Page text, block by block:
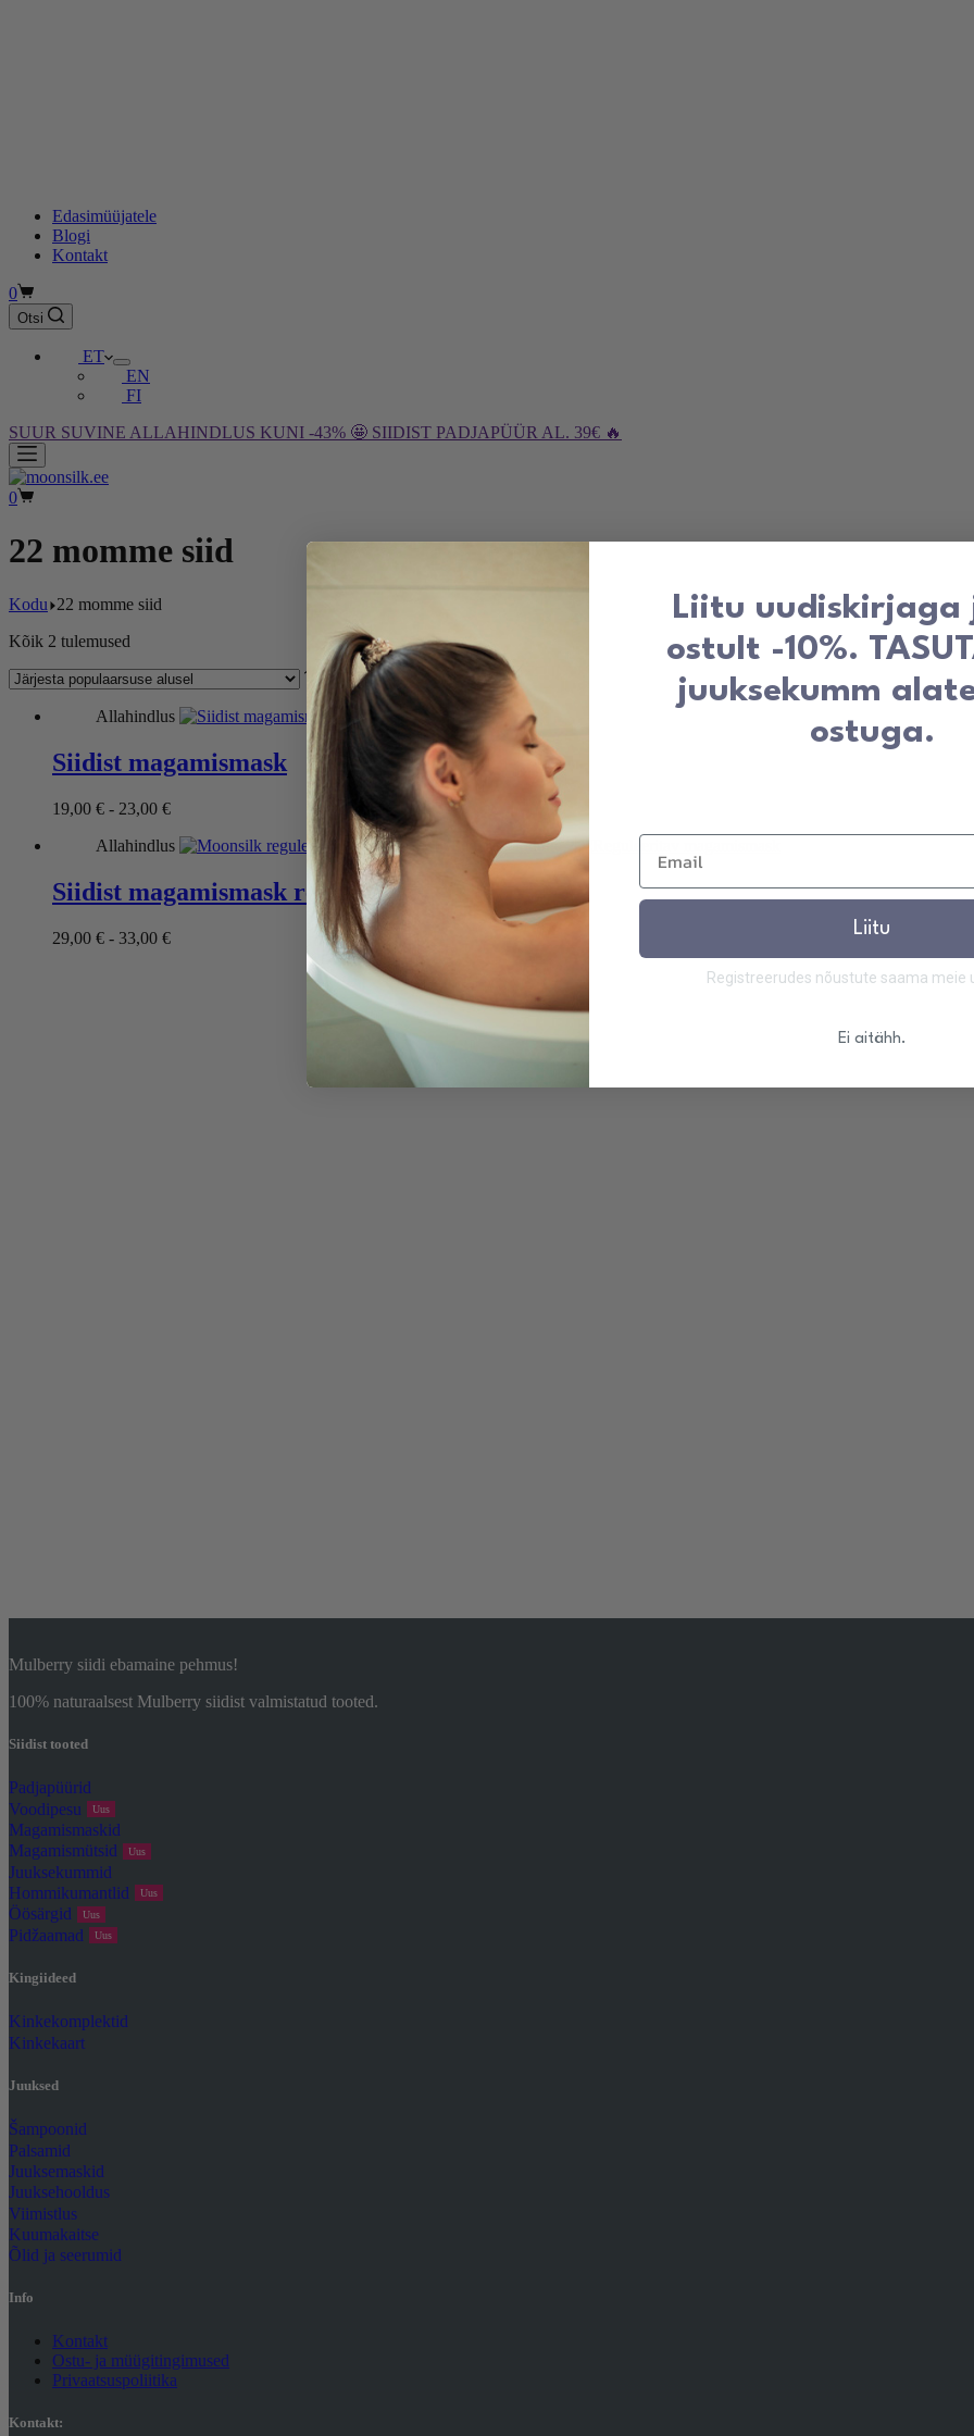
Edasimüüjatele
Blogi
Kontakt
Ostukorv
0
Otsi
ET
EN
FI
SUUR SUVINE ALLAHINDLUS KUNI -43% 🤩 SIIDIST PADJAPÜÜR AL. 39€ 🔥
Ostukorv
0
22 momme siid
Kodu 22 momme siid
Kõik 2 tulemused
järgi
Allahindlus
Siidist magamismask
19,00 € - 23,00 €Hinnavahemik:
kuni
Allahindlus
Siidist magamismask reguleeritav
29,00 € - 33,00 €Hinnavahemik:
Mulberry siidi ebamaine pehmus!
100% naturaalsest Mulberry siidist valmistatud tooted.
Siidist tooted
Padjapüürid
Voodipesu
Uus
Magamismaskid
Magamismütsid
Uus
Juuksekummid
Hommikumantlid
Uus
Öösärgid Uus
Pidžaamad Uus
Kingiideed
Kinkekomplektid
Kinkekaart
Juuksed
Šampoonid
Palsamid
Juuksemaskid
Juuksehooldus
Viimistlus
Kuumakaitse
Õlid ja seerumid
Info
Kontakt
Ostu- ja müügitingimused
Privaatsuspoliitika
Kontakt:
Liitu uudiskirjaga
ostult -10%.
juuksekumm
ostuga.
Liitu
Registreerudes nõustute saama meie
Ei aitähh.